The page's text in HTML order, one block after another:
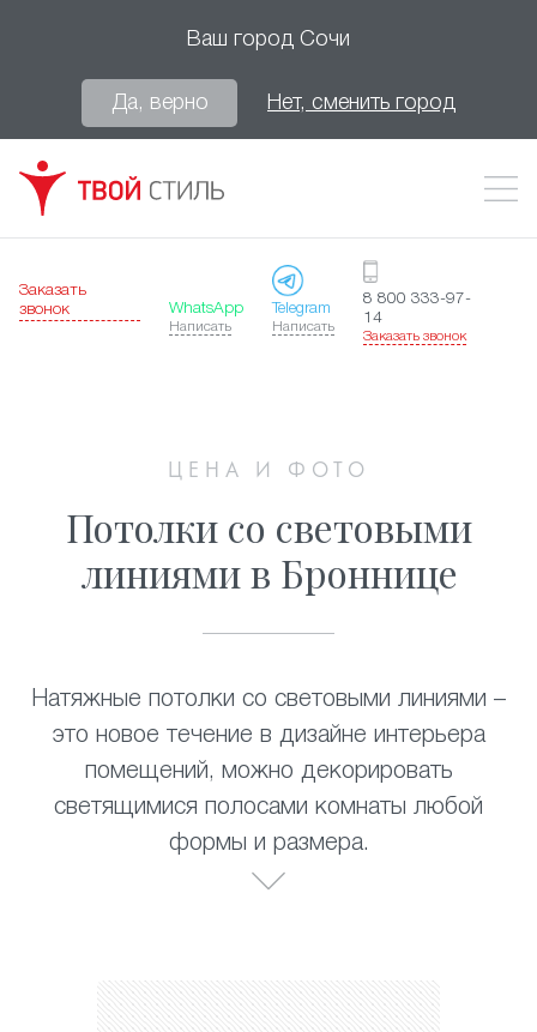
Ваш город Сочи
Да, верно Нет, сменить город
Заказать
звонок
WhatsApp
Написать
Telegram
Написать
8 800 333-97-
14
Заказать звонок
ЦЕНА И ФОТО
Потолки со световыми
линиями в Броннице
Натяжные потолки со световыми линиями –
это новое течение в дизайне интерьера
помещений, можно декорировать
светящимися полосами комнаты любой
формы и размера.